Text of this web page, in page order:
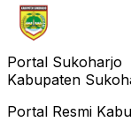
Portal Sukoharjo
Kabupaten
Portal Resmi